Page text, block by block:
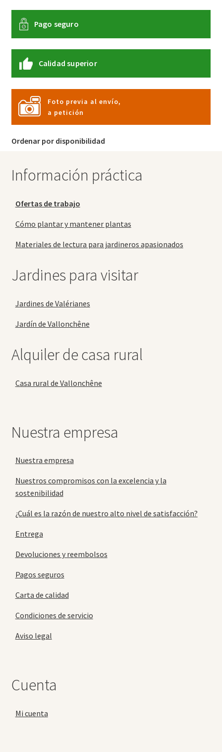
Pago seguro
Calidad superior
Foto previa al envío,
a petición
Ordenar por disponibilidad
Información práctica
Ofertas de trabajo
Cómo plantar y mantener plantas
Materiales de lectura para jardineros apasionados
Jardines para visitar
Jardines de Valérianes
Jardín de Vallonchêne
Alquiler de casa rural
Casa rural de Vallonchêne
Nuestra empresa
Nuestra empresa
Nuestros compromisos con la excelencia y la
sostenibilidad
¿Cuál es la razón de nuestro alto nivel de satisfacción?
Entrega
Devoluciones y reembolsos
Pagos seguros
Carta de calidad
Condiciones de servicio
Aviso legal
Cuenta
Mi cuenta